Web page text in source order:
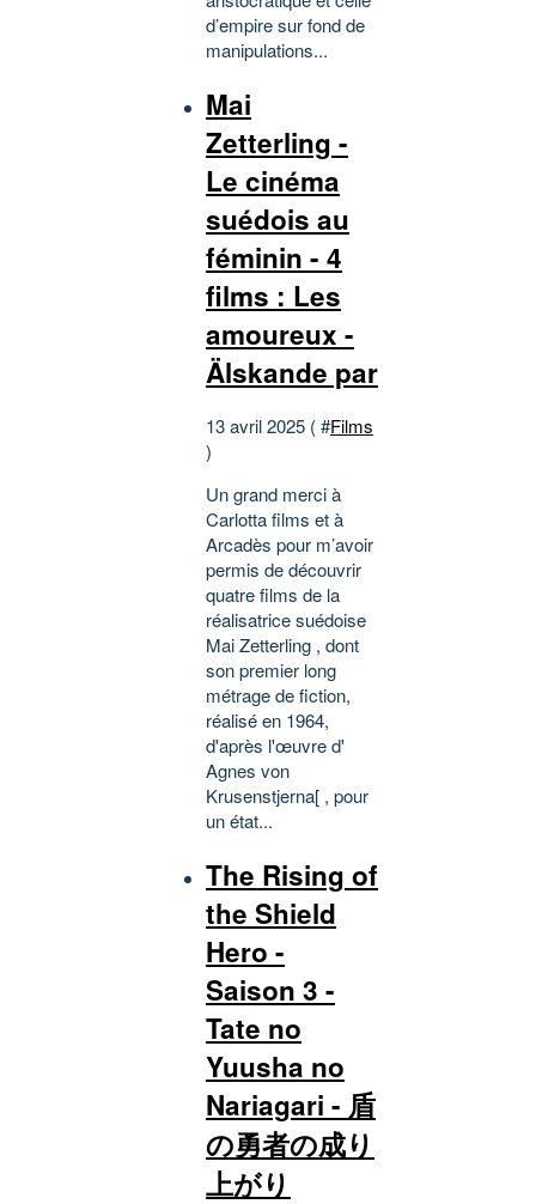
d’empire sur fond de
manipulations...
Mai
Zetterling -
Le cinéma
suédois au
féminin - 4
films : Les
amoureux -
Älskande par
13 avril 2025 ( #Films
)
Un grand merci à
Carlotta films et à
Arcadès pour m’avoir
permis de découvrir
quatre films de la
réalisatrice suédoise
Mai Zetterling , dont
son premier long
métrage de fiction,
réalisé en 1964,
d'après l'œuvre d'
Agnes von
Krusenstjerna[ , pour
un état...
The Rising of
the Shield
Hero -
Saison 3 -
Tate no
Yuusha no
Nariagari - 盾
の勇者の成り
上がり